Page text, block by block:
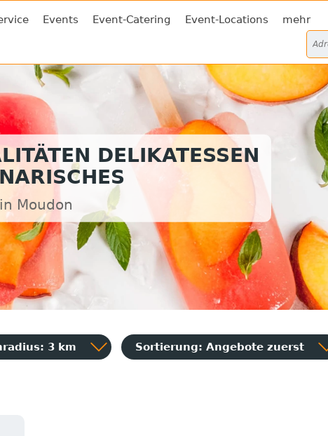
Events Event-Catering Event-Locations mehr
DELIKATESSEN
in Moudon
3 km Sortierung: Angebote zuerst